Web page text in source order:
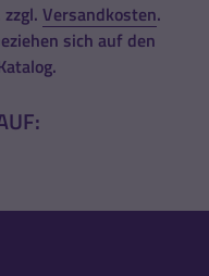
Versandkosten.
sich auf den